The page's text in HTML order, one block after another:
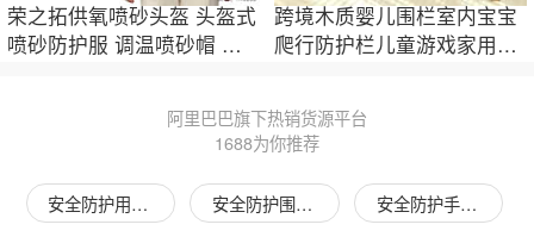
荣之拓供氧喷砂头盔 头盔式
喷砂防护服 调温喷砂帽 喷
跨境木质婴儿围栏室内宝宝
爬行防护栏儿童游戏家用宠
阿里巴巴旗下热销货源平台
1688为你推荐
安全防护用品图片 安全防护围栏图片 安全防护手套图片